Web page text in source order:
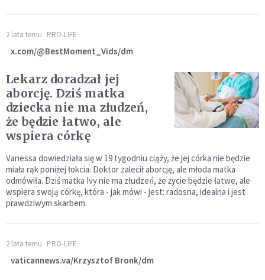
2 lata temu PRO-LIFE
x.com/@BestMoment_Vids/dm
Lekarz doradzał jej
aborcję. Dziś matka
dziecka nie ma złudzeń,
że będzie łatwo, ale
wspiera córkę
Vanessa dowiedziała się w 19 tygodniu ciąży, że jej córka nie będzie
miała rąk poniżej łokcia. Doktor zalecił aborcję, ale młoda matka
odmówiła. Dziś matka Ivy nie ma złudzeń, że życie będzie łatwe, ale
wspiera swoją córkę, która - jak mówi - jest: radosna, idealna i jest
prawdziwym skarbem.
2 lata temu PRO-LIFE
vaticannews.va/Krzysztof Bronk/dm